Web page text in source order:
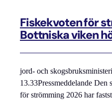
Fiskekvoten för
Bottniska viken
jord- och
13.33Pressmeddelande Den
för strömming 2026 har